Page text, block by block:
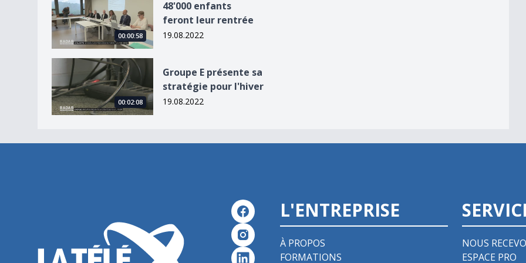
00:00:58
48'000 enfants
feront leur rentrée
19.08.2022
Groupe E présente sa stratégie pour l&#039;hiver
00:02:08
Groupe E présente sa
stratégie pour l'hiver
19.08.2022
L'ENTREPRISE
À PROPOS
FORMATIONS
NOUS
ESPACE PRO